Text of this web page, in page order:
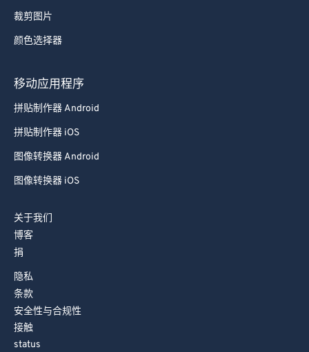
裁剪图片
颜色选择器
移动应用程序
拼贴制作器 Android
拼贴制作器 iOS
图像转换器 Android
图像转换器 iOS
关于我们
博客
捐
隐私
条款
安全性与合规性
接触
status